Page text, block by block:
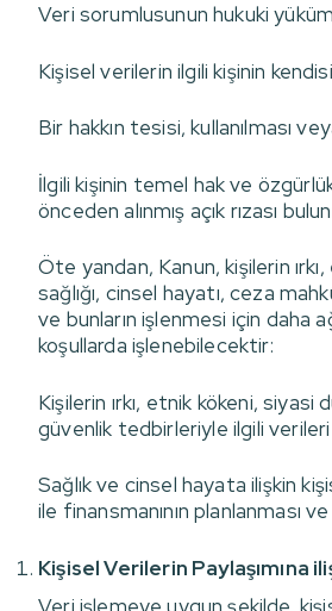
Veri sorumlusunun hukuki
Kişisel verilerin ilgili kişinin
Bir hakkın tesisi, kullanılması
İlgili kişinin temel hak ve
önceden alınmış açık rızası
Öte yandan, Kanun, kişilerin
sağlığı, cinsel hayatı, ceza
ve bunların işlenmesi için daha
koşullarda işlenebilecektir:
Kişilerin ırkı, etnik kökeni,
güvenlik tedbirleriyle ilgili
Sağlık ve cinsel hayata ilişkin
ile finansmanının planlanması
Kişisel Verilerin Paylaşımına